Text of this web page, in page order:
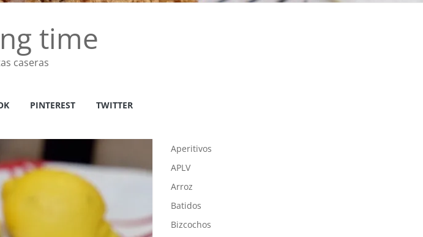
time
caseras
PINTEREST TWITTER
Aperitivos
APLV
Arroz
Batidos
Bizcochos